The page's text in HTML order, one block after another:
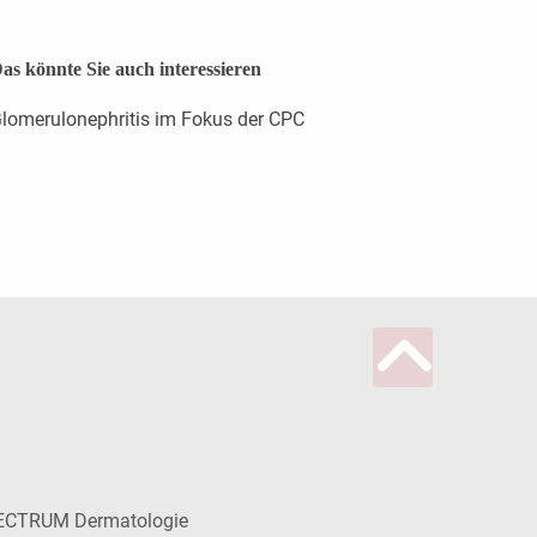
könnte Sie auch interessieren
im Fokus der CPC
Dermatologie